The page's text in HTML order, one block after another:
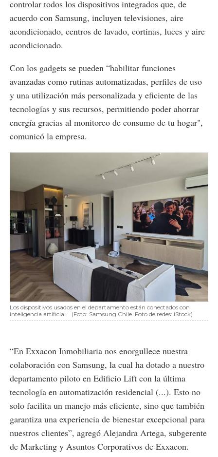
controlar todos los dispositivos integrados que, de
acuerdo con Samsung, incluyen televisiones, aire
acondicionado, centros de lavado, cortinas, luces y aire
acondicionado.
Con los gadgets se pueden “habilitar funciones
avanzadas como rutinas automatizadas, perfiles de uso
y una utilización más personalizada y eficiente de las
tecnologías y sus recursos, permitiendo poder ahorrar
energía gracias al monitoreo de consumo de tu hogar",
comunicó la empresa.
Los dispositivos usados en el departamento están conectados con
inteligencia artificial.
(Foto: Samsung Chile. Foto de redes: iStock)
“En Exxacon Inmobiliaria nos enorgullece nuestra
colaboración con Samsung, la cual ha dotado a nuestro
departamento piloto en Edificio Lift con la última
tecnología en automatización residencial (...). Esto no
solo facilita un manejo más eficiente, sino que también
garantiza una experiencia de bienestar excepcional para
nuestros clientes”, agregó Alejandra Artega, subgerente
de Marketing y Asuntos Corporativos de Exxacon.